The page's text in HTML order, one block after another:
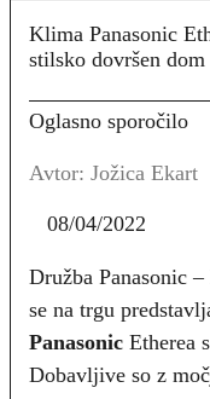
Klima Panasonic
stilsko dovršen dom
Oglasno sporočilo
Avtor: Jožica Ekart
08/04/2022
Družba Panasonic
se na trgu
Panasonic Etherea
Dobavljive so z